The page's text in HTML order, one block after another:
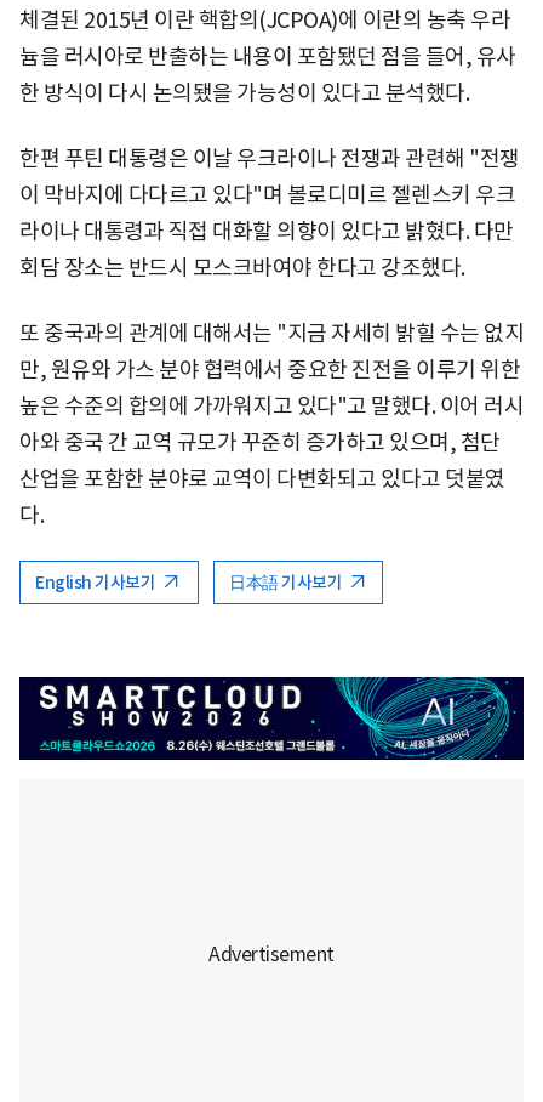
체결된 2015년 이란 핵합의(JCPOA)에 이란의 농축 우라
늄을 러시아로 반출하는 내용이 포함됐던 점을 들어, 유사
한 방식이 다시 논의됐을 가능성이 있다고 분석했다.
한편 푸틴 대통령은 이날 우크라이나 전쟁과 관련해 "전쟁
이 막바지에 다다르고 있다"며 볼로디미르 젤렌스키 우크
라이나 대통령과 직접 대화할 의향이 있다고 밝혔다. 다만
회담 장소는 반드시 모스크바여야 한다고 강조했다.
또 중국과의 관계에 대해서는 "지금 자세히 밝힐 수는 없지
만, 원유와 가스 분야 협력에서 중요한 진전을 이루기 위한
높은 수준의 합의에 가까워지고 있다"고 말했다. 이어 러시
아와 중국 간 교역 규모가 꾸준히 증가하고 있으며, 첨단
산업을 포함한 분야로 교역이 다변화되고 있다고 덧붙였
다.
English 기사보기 日本語 기사보기